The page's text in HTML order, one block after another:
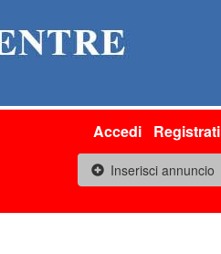
Accedi Registrati
Inserisci annuncio